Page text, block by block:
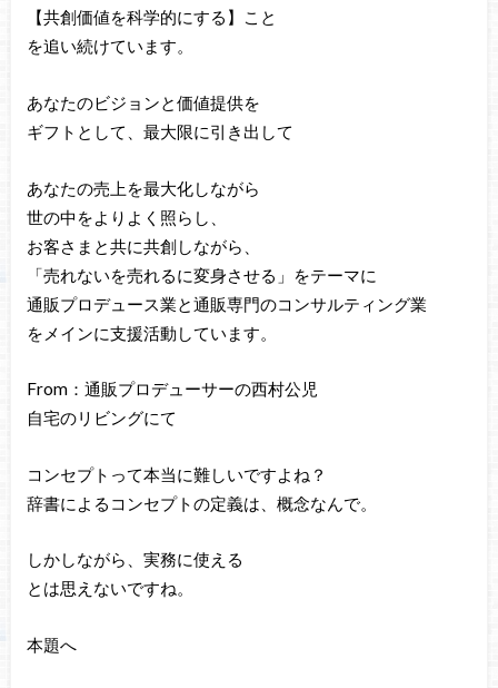
【共創価値を科学的にする】こと
を追い続けています。
あなたのビジョンと価値提供を
ギフトとして、最大限に引き出して
あなたの売上を最大化しながら
世の中をよりよく照らし、
お客さまと共に共創しながら、
「売れないを売れるに変身させる」をテーマに
通販プロデュース業と通販専門のコンサルティング業
をメインに支援活動しています。
From：通販プロデューサーの西村公児
自宅のリビングにて
コンセプトって本当に難しいですよね？
辞書によるコンセプトの定義は、概念なんで。
しかしながら、実務に使える
とは思えないですね。
本題へ